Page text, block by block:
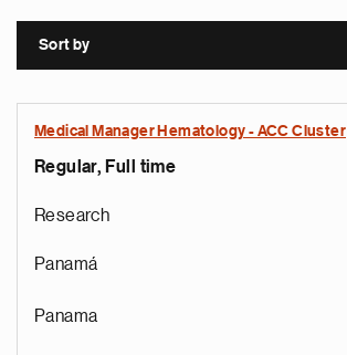
Sort by
Medical Manager Hematology - ACC Cluster
Regular, Full time
Research
Panamá
Panama